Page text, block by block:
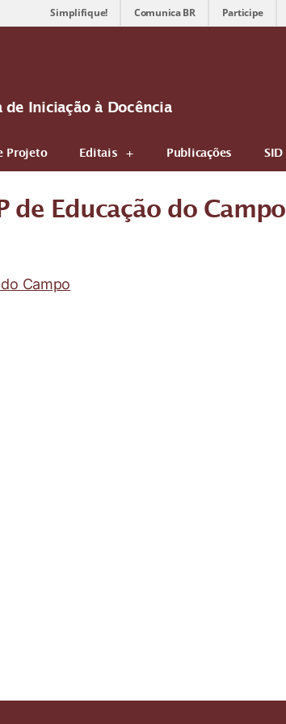
Simplifique! Comunica BR Participe
Iniciação à Docência
Projeto Editais Publicações SID
de Educação do Campo
Campo